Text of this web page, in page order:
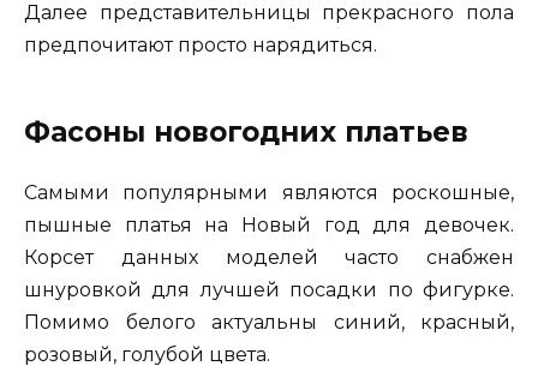
Далее представительницы прекрасного пола
предпочитают просто нарядиться.
Фасоны новогодних платьев
Самыми популярными являются роскошные,
пышные платья на Новый год для девочек.
Корсет данных моделей часто снабжен
шнуровкой для лучшей посадки по фигурке.
Помимо белого актуальны синий, красный,
розовый, голубой цвета.